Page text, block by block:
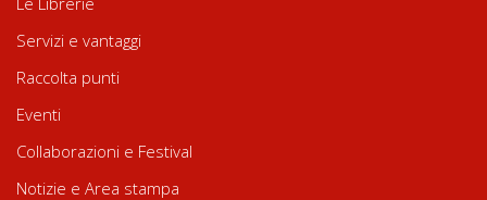
Servizi e vantaggi
Raccolta punti
Eventi
Collaborazioni e Festival
Notizie e Area stampa